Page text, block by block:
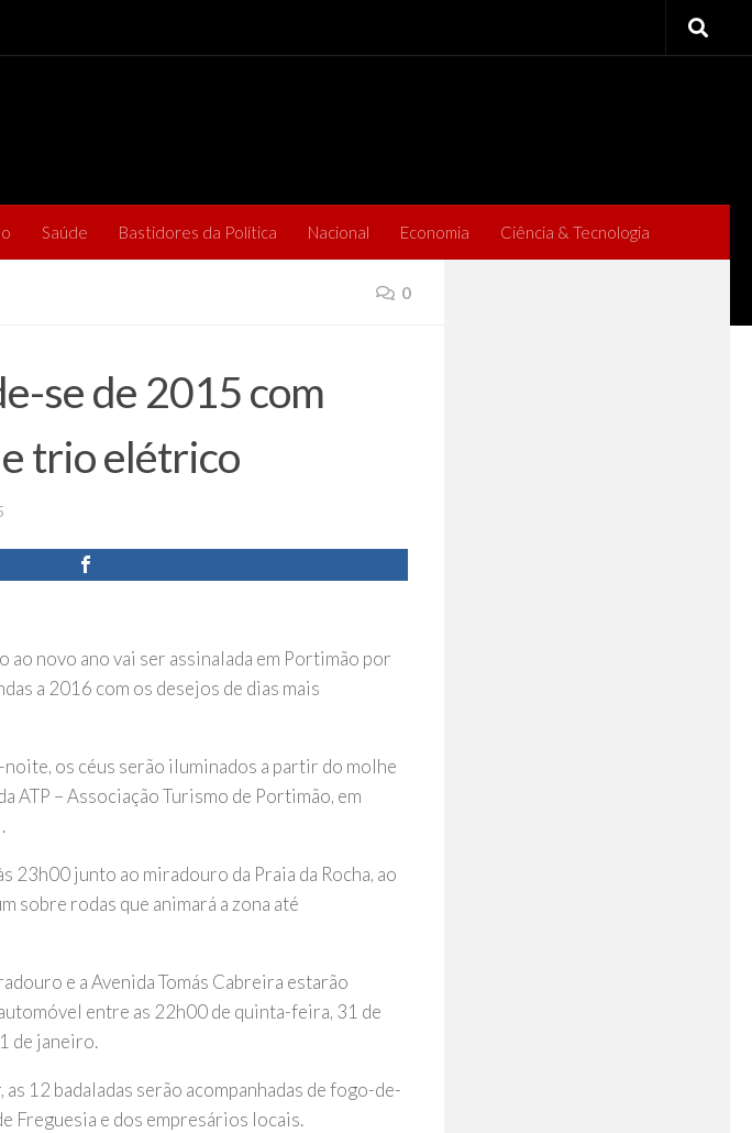
Saúde Bastidores da Política Nacional Economia Ciência & Tecnologia
0
se de 2015 com
trio elétrico
ao novo ano vai ser assinalada em Portimão por
a 2016 com os desejos de dias mais
noite, os céus serão iluminados a partir do molhe
ATP – Associação Turismo de Portimão, em
23h00 junto ao miradouro da Praia da Rocha, ao
sobre rodas que animará a zona até
e a Avenida Tomás Cabreira estarão
entre as 22h00 de quinta-feira, 31 de
de janeiro.
12 badaladas serão acompanhadas de fogo-de-
Freguesia e dos empresários locais.